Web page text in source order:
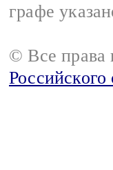
графе
© Все права
Российского